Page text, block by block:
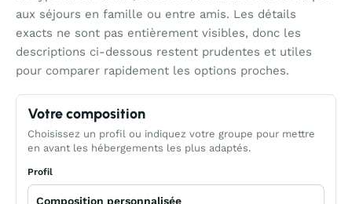
aux séjours en famille ou entre amis. Les détails
exacts ne sont pas entièrement visibles, donc les
descriptions ci-dessous restent prudentes et utiles
pour comparer rapidement les options proches.
Votre composition
Choisissez un profil ou indiquez votre groupe pour mettre
en avant les hébergements les plus adaptés.
Profil